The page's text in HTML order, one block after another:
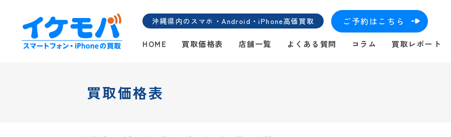
沖縄県内のスマホ・Android・iPhone高価買取 ご予約はこちら
HOME 買取価格表 店舗一覧 よくある質問 コラム 買取レポート
買取価格表